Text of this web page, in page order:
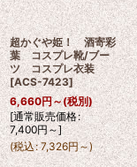
超かぐや姫！ 酒寄彩
葉 コスプレ靴/ブー
ツ コスプレ衣装
[ACS-7423]
6,660円～(税別)
[通常販売価格:
7,400円～]
(税込: 7,326円～)